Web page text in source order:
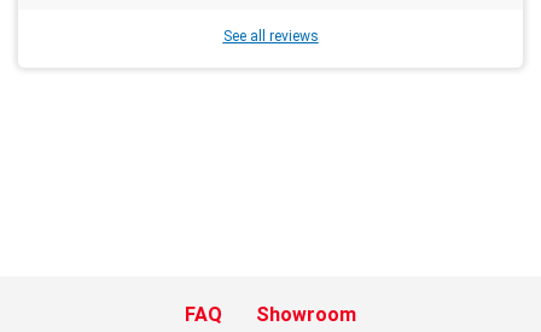
See all reviews
FAQ
Showroom